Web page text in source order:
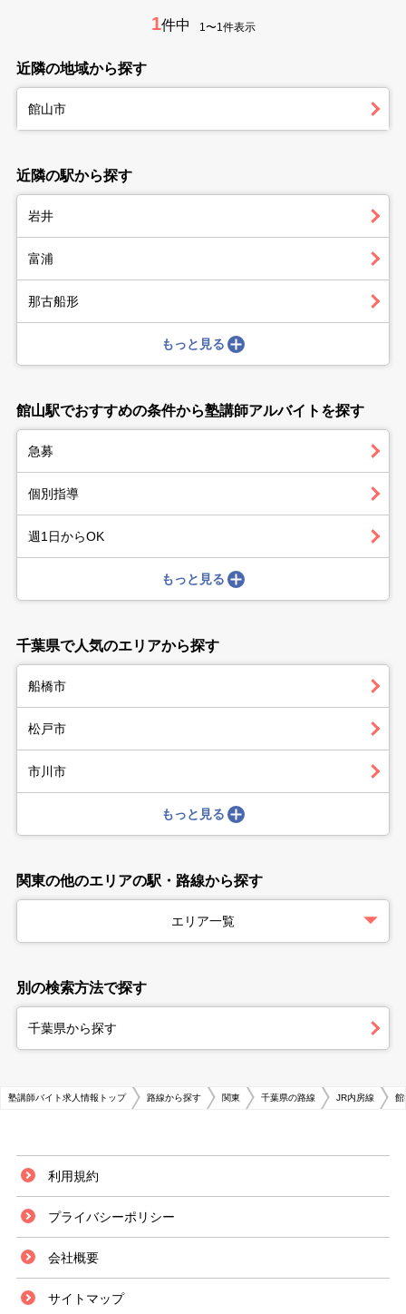
1件中 1〜1件表示
近隣の地域から探す
館山市
近隣の駅から探す
岩井
富浦
那古船形
もっと見る
館山駅でおすすめの条件から塾講師アルバイトを探す
急募
個別指導
週1日からOK
もっと見る
千葉県で人気のエリアから探す
船橋市
松戸市
市川市
もっと見る
関東の他のエリアの駅・路線から探す
エリア一覧
別の検索方法で探す
千葉県から探す
塾講師バイト求人情報トップ 路線から探す 関東 千葉県の路線 JR内房線 館
利用規約
プライバシーポリシー
会社概要
サイトマップ